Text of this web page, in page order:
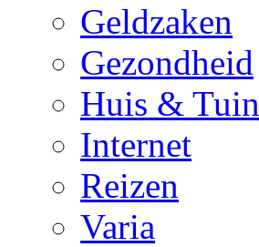
Geldzaken
Gezondheid
Huis & Tuin
Internet
Reizen
Varia